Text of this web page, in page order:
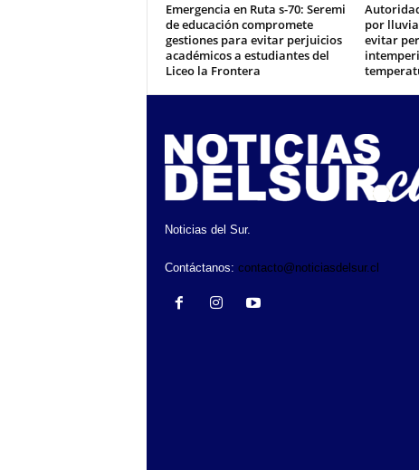
Emergencia en Ruta s-70: Seremi
de educación compromete
gestiones para evitar perjuicios
académicos a estudiantes del
Liceo la Frontera
por
evitar
Noticias del Sur.
Contáctanos: contacto@noticiasdelsur.cl